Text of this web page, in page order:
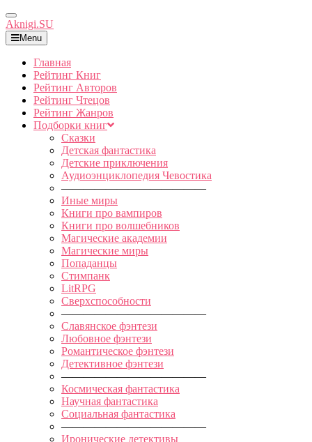
Toggle
Navigation
Aknigi.SU
Menu
Главная
Рейтинг Книг
Рейтинг Авторов
Рейтинг Чтецов
Рейтинг Жанров
Подборки книг
Сказки
Детская фантастика
Детские приключения
Аудиоэнциклопедия Чевостика
—————————————
Иные миры
Книги про вампиров
Книги про волшебников
Магические академии
Магические миры
Попаданцы
Стимпанк
LitRPG
Сверхспособности
—————————————
Славянское фэнтези
Любовное фэнтези
Романтическое фэнтези
Детективное фэнтези
—————————————
Космическая фантастика
Научная фантастика
Социальная фантастика
—————————————
Иронические детективы